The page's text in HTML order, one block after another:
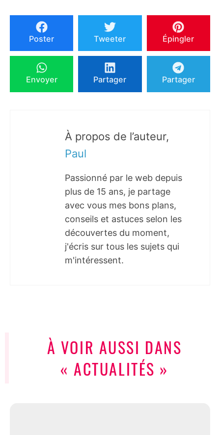
Poster Tweeter Épingler
Envoyer Partager Partager
À propos de l’auteur,
Paul
Passionné par le web depuis
plus de 15 ans, je partage
avec vous mes bons plans,
conseils et astuces selon les
découvertes du moment,
j'écris sur tous les sujets qui
m'intéressent.
À VOIR AUSSI DANS
« ACTUALITÉS »